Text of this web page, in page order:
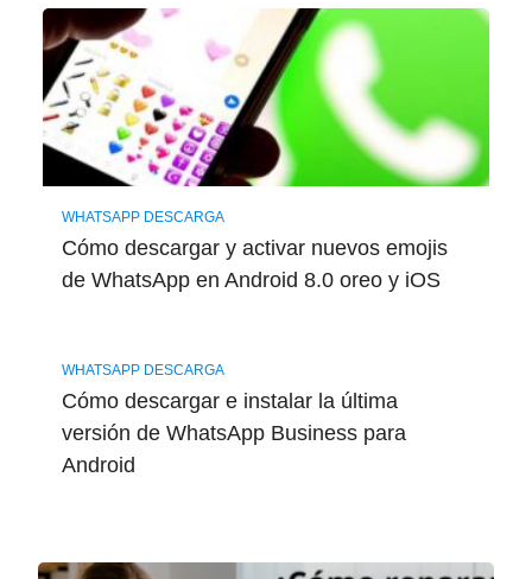
WHATSAPP DESCARGA
Cómo descargar y activar nuevos emojis
de WhatsApp en Android 8.0 oreo y iOS
WHATSAPP DESCARGA
Cómo descargar e instalar la última
versión de WhatsApp Business para
Android